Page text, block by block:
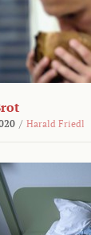
/ Harald Friedl